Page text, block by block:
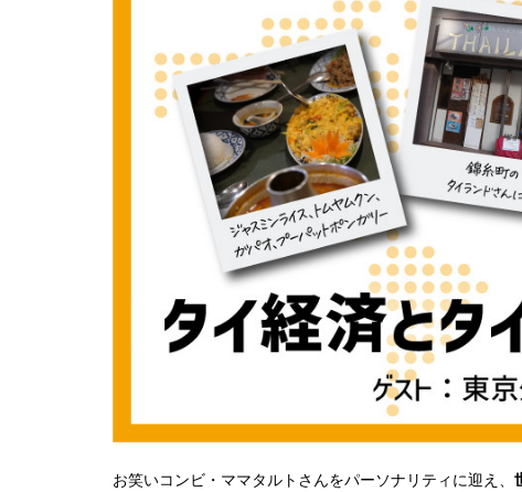
お笑いコンビ・ママタルトさんをパーソナリティに迎え、